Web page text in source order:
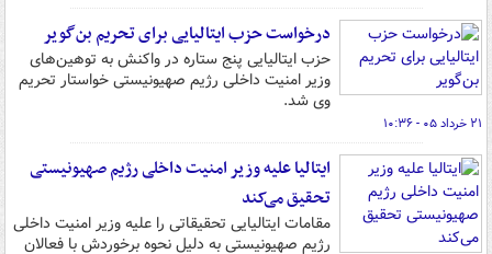
درخواست حزب ایتالیایی برای تحریم بن‌گویر
حزب ایتالیایی پنج ستاره در واکنش به توهین‌های
وزیر امنیت داخلی رژیم صهیونیستی خواستار تحریم
وی شد.
۲۱ خرداد ۰۵ - ۱۰:۳۶
ایتالیا علیه وزیر امنیت داخلی رژیم صهیونیستی
تحقیق می‌کند
مقامات ایتالیایی تحقیقاتی را علیه وزیر امنیت داخلی
رژیم صهیونیستی به دلیل نحوه برخوردش با فعالان